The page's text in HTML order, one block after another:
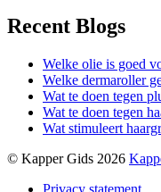
Recent Blogs
Welke olie is goed
Welke dermaroller
Wat te doen tegen
Wat te doen tegen
Wat stimuleert
© Kapper Gids 2026